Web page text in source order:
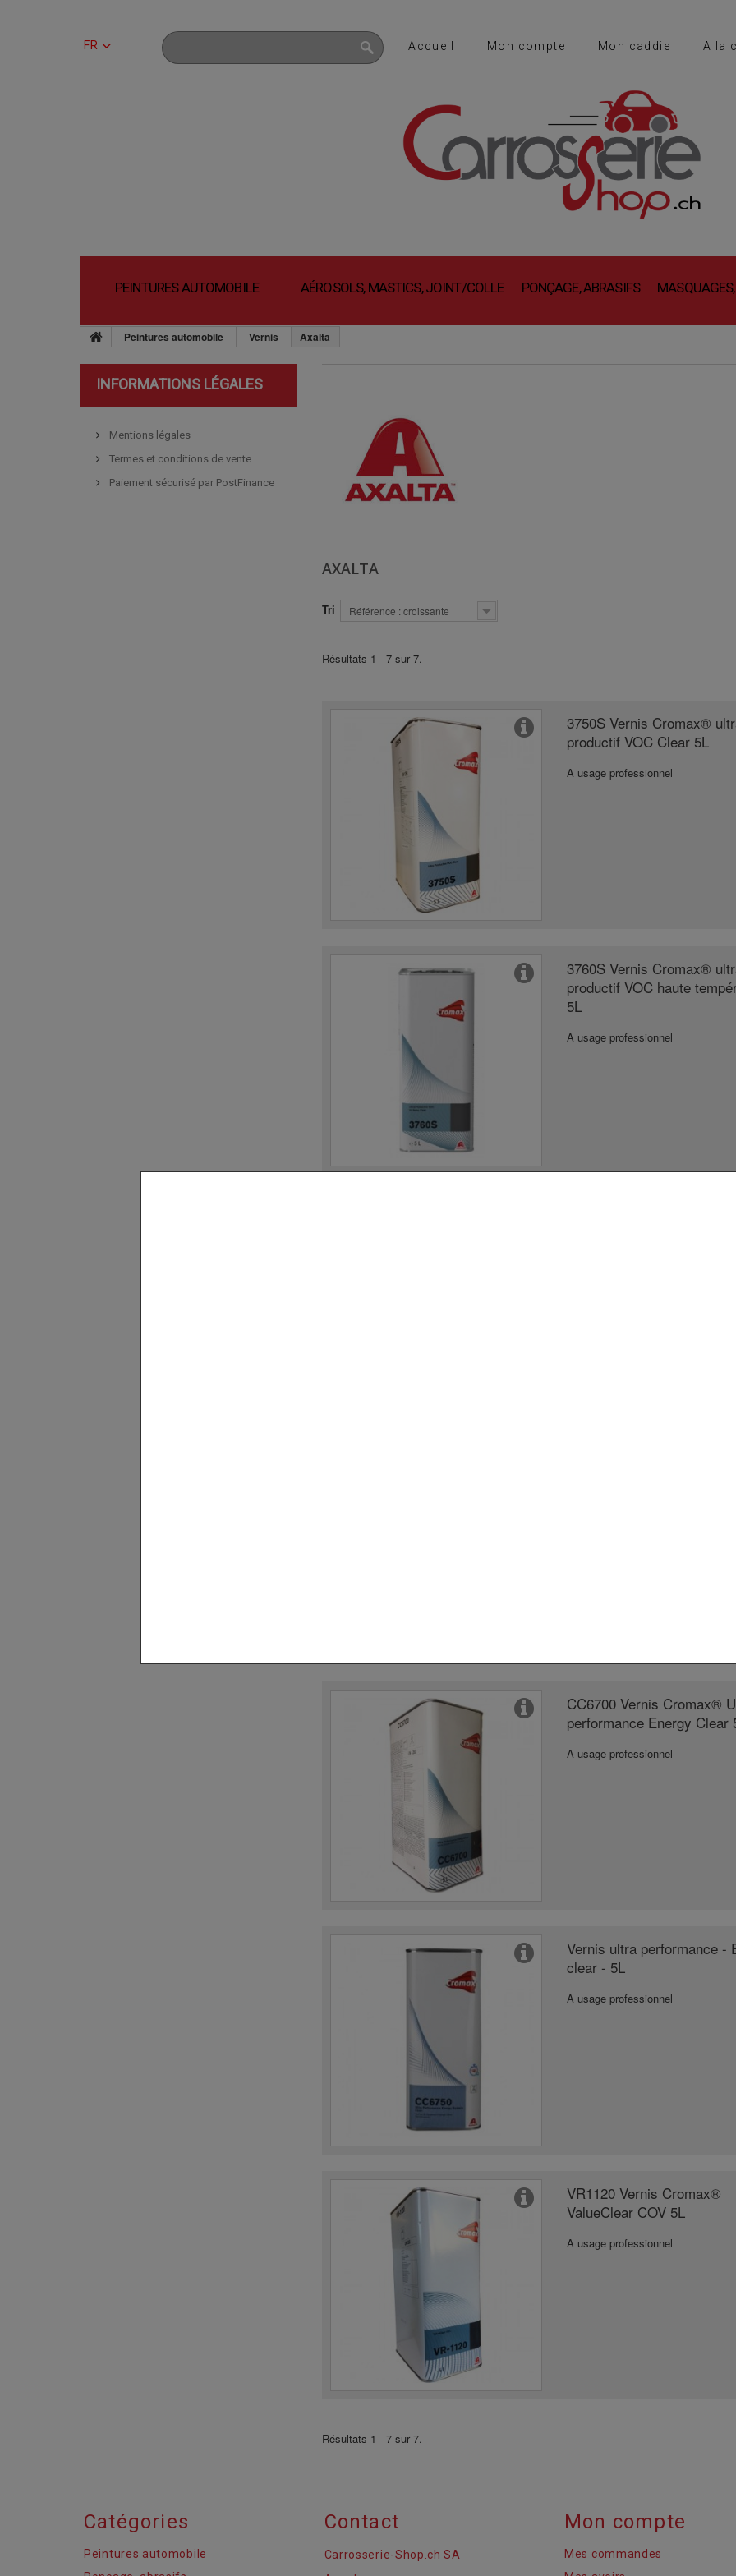
FR Accueil Mon compte Mon caddie A la
PEINTURES AUTOMOBILE AÉROSOLS, MASTICS, JOINT/COLLE PONÇAGE, ABRASIFS
Peintures automobile Vernis Axalta
AXALTA
Tri Référence : croissante
Résultats 1 - 7 sur 7.
3750S Vernis Cromax®
productif VOC Clear 5L
A usage professionnel
3760S Vernis Cromax®
productif VOC haute
5L
A usage professionnel
CC6700 Vernis Cromax®
performance Energy Clear
A usage professionnel
Vernis ultra performance -
clear - 5L
A usage professionnel
VR1120 Vernis Cromax®
ValueClear COV 5L
A usage professionnel
Résultats 1 - 7 sur 7.
INFORMATIONS LÉGALES
Mentions légales
Termes et conditions de vente
Paiement sécurisé par PostFinance
Catégories
Peintures automobile
Contact
Carrosserie-Shop.ch SA
Mon compte
Mes commandes